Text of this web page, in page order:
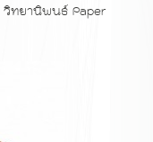
ทยานิพนธ์ Paper